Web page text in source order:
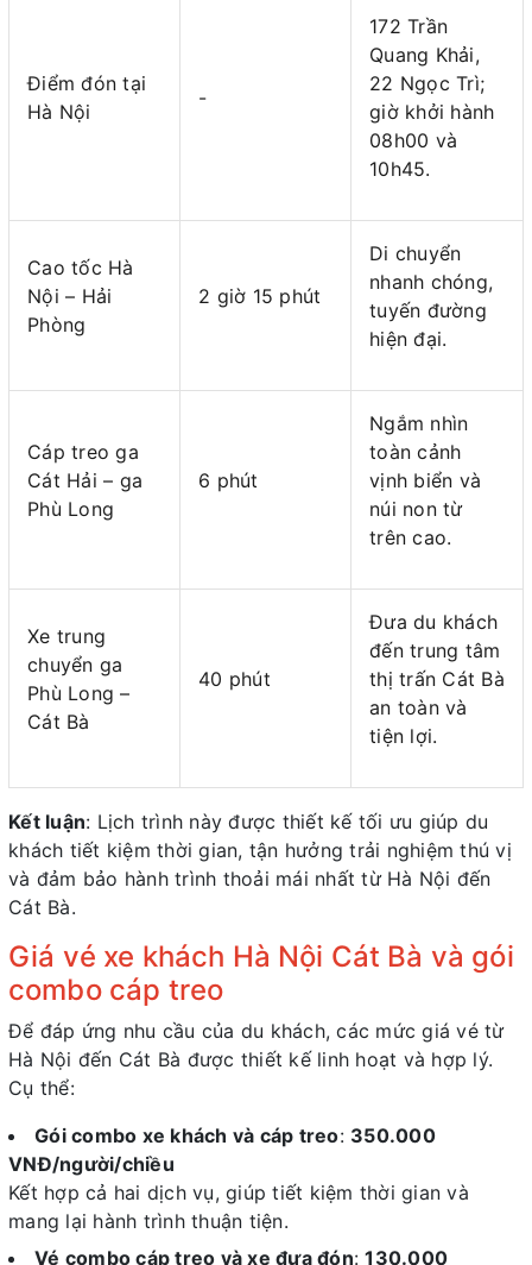
Điểm đón tại
Hà Nội
-
172 Trần
Quang Khải,
22 Ngọc Trì;
giờ khởi hành
08h00 và
10h45.
Cao tốc Hà
Nội – Hải
Phòng
2 giờ 15 phút
Di chuyển
nhanh chóng,
tuyến đường
hiện đại.
Cáp treo ga
Cát Hải – ga
Phù Long
6 phút
Ngắm nhìn
toàn cảnh
vịnh biển và
núi non từ
trên cao.
Xe trung
chuyển ga
Phù Long –
Cát Bà
40 phút
Đưa du khách
đến trung tâm
thị trấn Cát Bà
an toàn và
tiện lợi.
Kết luận: Lịch trình này được thiết kế tối ưu giúp du
khách tiết kiệm thời gian, tận hưởng trải nghiệm thú vị
và đảm bảo hành trình thoải mái nhất từ Hà Nội đến
Cát Bà.
Giá vé xe khách Hà Nội Cát Bà và gói
combo cáp treo
Để đáp ứng nhu cầu của du khách, các mức giá vé từ
Hà Nội đến Cát Bà được thiết kế linh hoạt và hợp lý.
Cụ thể:
Gói combo xe khách và cáp treo: 350.000
VNĐ/người/chiều
Kết hợp cả hai dịch vụ, giúp tiết kiệm thời gian và
mang lại hành trình thuận tiện.
Vé combo cáp treo và xe đưa đón:130.000